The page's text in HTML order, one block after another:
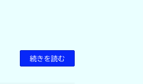
続きを読む